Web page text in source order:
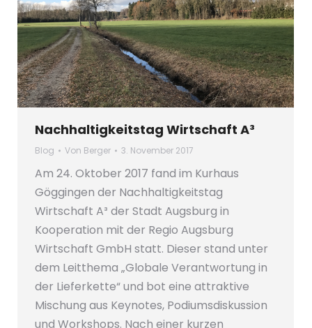
Nachhaltigkeitstag Wirtschaft A³
Blog Von Berger 3. November 2017
Am 24. Oktober 2017 fand im Kurhaus
Göggingen der Nachhaltigkeitstag
Wirtschaft A³ der Stadt Augsburg in
Kooperation mit der Regio Augsburg
Wirtschaft GmbH statt. Dieser stand unter
dem Leitthema „Globale Verantwortung in
der Lieferkette“ und bot eine attraktive
Mischung aus Keynotes, Podiumsdiskussion
und Workshops. Nach einer kurzen